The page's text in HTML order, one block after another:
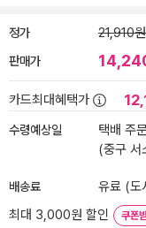
정가 21,910원
판매가
카드최대혜택가
수령예상일
택배 주
(중구
배송료
유료 (도
최대 3,000원 할인
쿠폰